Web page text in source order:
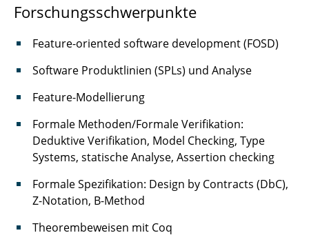
Forschungsschwerpunkte
Feature-oriented software development (FOSD)
Software Produktlinien (SPLs) und Analyse
Feature-Modellierung
Formale Methoden/Formale Verifikation:
Deduktive Verifikation, Model Checking, Type
Systems, statische Analyse, Assertion checking
Formale Spezifikation: Design by Contracts (DbC),
Z-Notation, B-Method
Theorembeweisen mit Coq